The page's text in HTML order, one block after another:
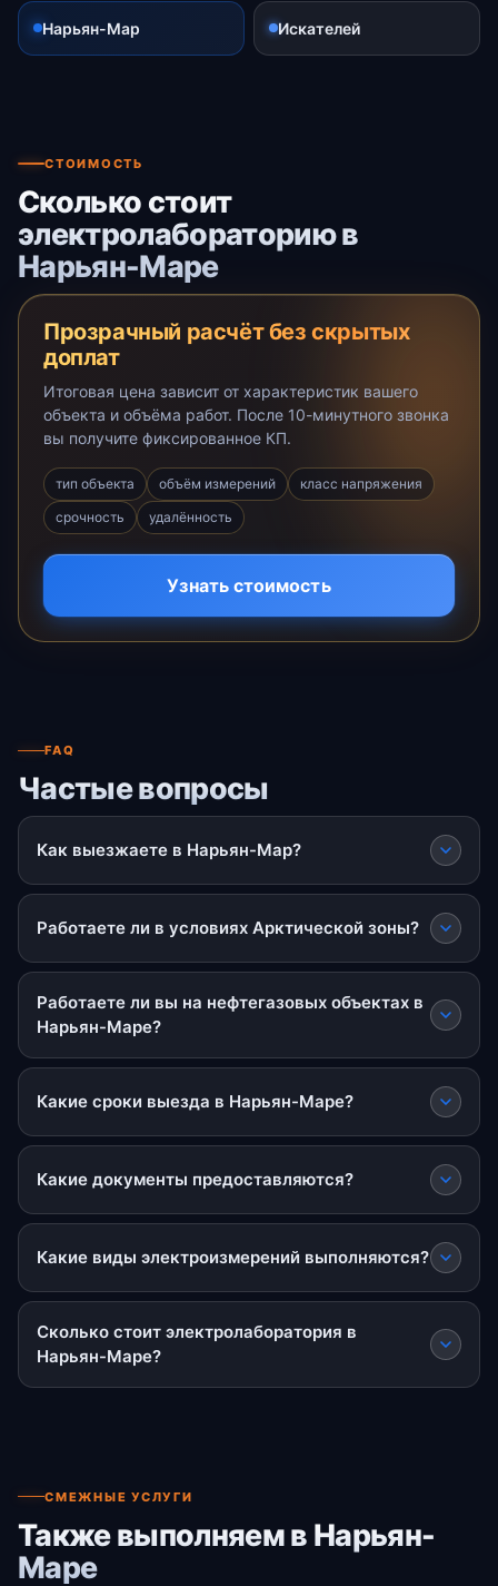
Нарьян-Мар Искателей
СТОИМОСТЬ
Сколько стоит
электролабораторию в
Нарьян-Маре
Прозрачный расчёт без скрытых
доплат
Итоговая цена зависит от характеристик вашего
объекта и объёма работ. После 10-минутного звонка
вы получите фиксированное КП.
тип объекта объём измерений
класс напряжения
срочность
удалённость
Узнать стоимость
FAQ
Частые вопросы
Как выезжаете в Нарьян-Мар?
Работаете ли в условиях Арктической зоны?
Работаете ли вы на нефтегазовых объектах в
Нарьян-Маре?
Какие сроки выезда в Нарьян-Маре?
Какие документы предоставляются?
Какие виды электроизмерений выполняются?
Сколько стоит электролаборатория в
Нарьян-Маре?
СМЕЖНЫЕ УСЛУГИ
Также выполняем в Нарьян-
Маре